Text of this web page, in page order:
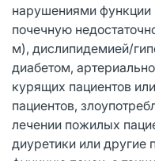
нарушениями
почечную
м), дислипидемией/
диабетом,
курящих пациентов или
пациентов,
лечении пожилых
диуретики или